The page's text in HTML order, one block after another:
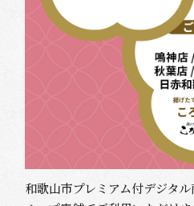
和歌山市プレミアム付デジタ